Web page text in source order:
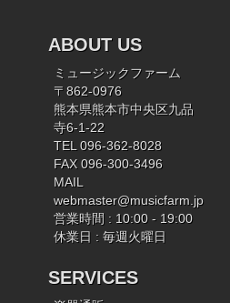
ABOUT US
ミュージックファーム
〒862-0976
熊本県熊本市中央区九品
寺6-1-22
TEL 096-362-8028
FAX 096-300-3496
MAIL
webmaster@musicfarm.jp
営業時間 : 10:00 - 19:00
休業日 : 毎週火曜日
SERVICES